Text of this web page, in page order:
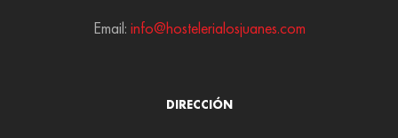
Email: info@hostelerialosjuanes.com
DIRECCIÓN